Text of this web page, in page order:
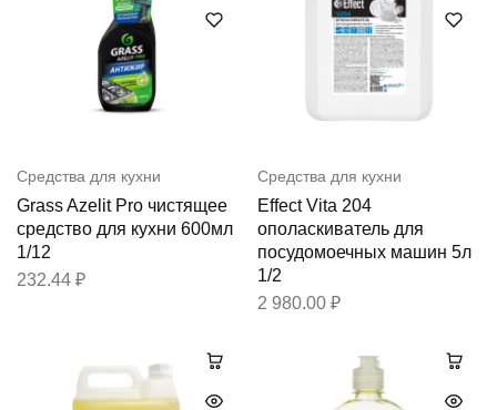
Средства для кухни
Grass Azelit Pro чистящее
средство для кухни 600мл
1/12
232.44 ₽
Средства для кухни
Effect Vita 204
ополаскиватель для
посудомоечных машин 5л
1/2
2 980.00 ₽